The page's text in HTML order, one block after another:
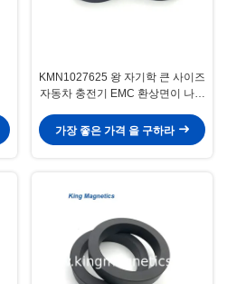
KMN1027625 왕 자기학 큰 사이즈
자동차 충전기 EMC 환상면이 나노
가장 좋은 가격 을 구하라